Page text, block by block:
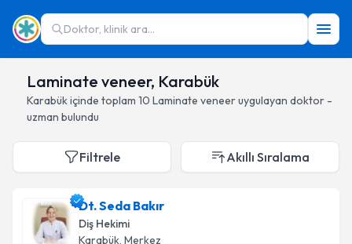
Doktor, klinik ara...
Laminate veneer, Karabük
Karabükiçinde toplam 10 Laminate veneeruygulayan doktor -
uzman bulundu
Filtrele Akıllı Sıralama
Dt. Seda Bakır
Diş Hekimi
Karabük, Merkez